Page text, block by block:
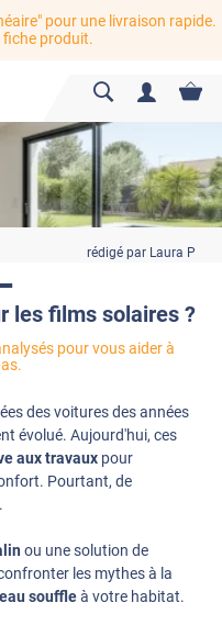
pour une livraison rapide.
fiche produit.
rédigé par Laura P
les films solaires ?
pour vous aider à
des voitures des années
évolué. Aujourd'hui, ces
aux travaux pour
Pourtant, de
ou une solution de
les mythes à la
souffleà votre habitat.